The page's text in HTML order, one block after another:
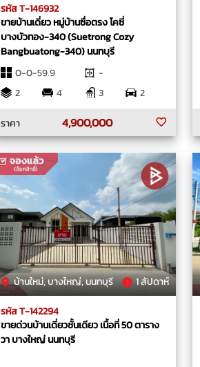
รหัส T-146932
ขายบ้านเดี่ยว หมู่บ้านซื่อตรง โคซี่
บางบัวทอง-340 (Suetrong Cozy
Bangbuatong-340) นนทบุรี
0-0-59.9
-
2
4 3
2
ราคา
4,900,000
บ้านใหม่, บางใหญ่, นนทบุรี 1 สัปดาห์
รหัส T-142294
ขายด่วนบ้านเดี่ยวชั้นเดียว เนื้อที่ 50 ตาราง
วา บางใหญ่ นนทบุรี